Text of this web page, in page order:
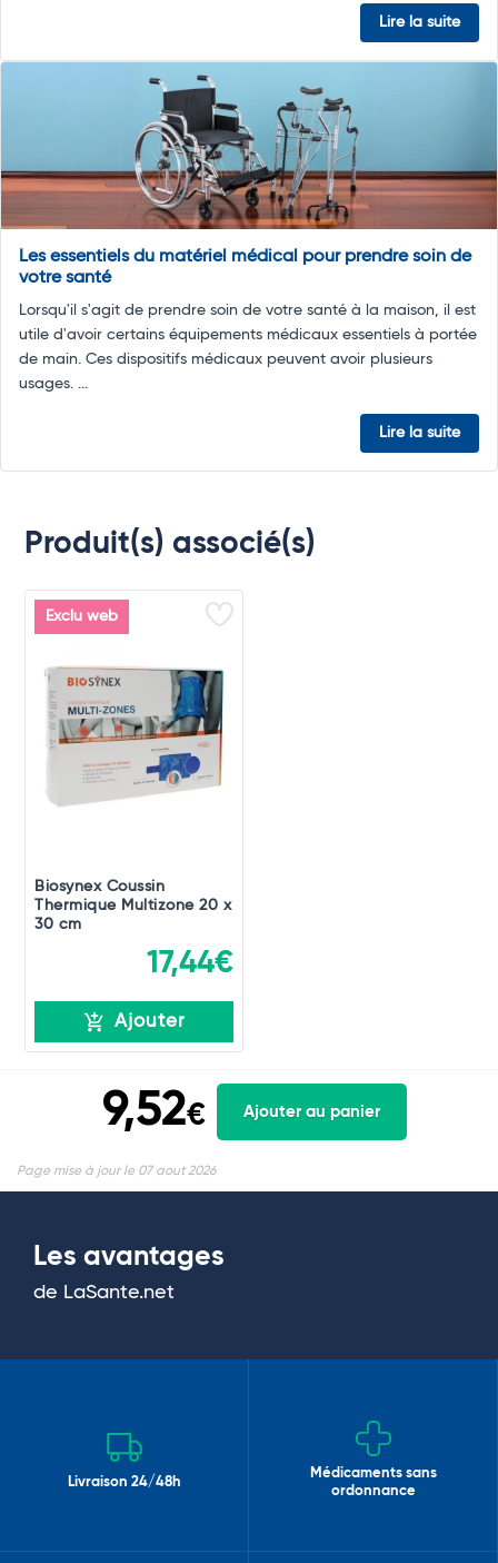
Lire la suite
Les essentiels du matériel médical pour prendre soin de
votre santé
Lorsqu'il s'agit de prendre soin de votre santé à la maison, il est
utile d'avoir certains équipements médicaux essentiels à portée
de main. Ces dispositifs médicaux peuvent avoir plusieurs
usages. ...
Lire la suite
Produit(s) associé(s)
Exclu web
Biosynex Coussin
Thermique Multizone 20 x
30 cm
17,44€
Ajouter
9,52€ Ajouter au panier
Page mise à jour le 07 aout 2026
Les avantages
de LaSante.net
Livraison 24/48h
Médicaments sans
ordonnance